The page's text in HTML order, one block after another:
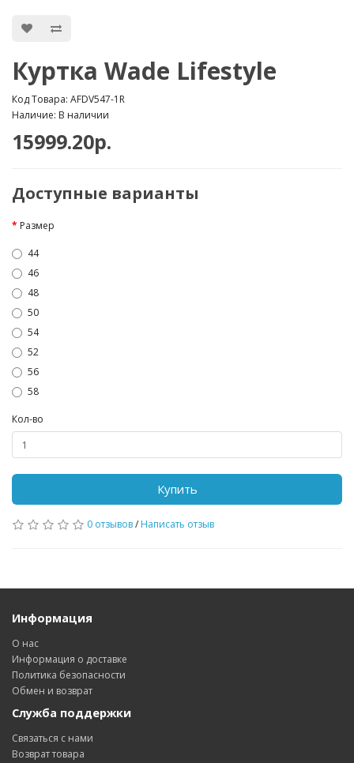
Куртка Wade Lifestyle
Код Товара: AFDV547-1R
Наличие: В наличии
15999.20р.
Доступные варианты
Размер
44
46
48
50
54
52
56
58
Кол-во
Купить
0 отзывов/ Написать отзыв
Информация
О нас
Информация о доставке
Политика безопасности
Обмен и возврат
Служба поддержки
Связаться с нами
Возврат товара